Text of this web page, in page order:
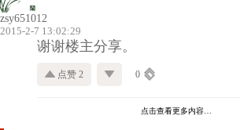
zsy651012
2015-2-7 13:02:29
谢谢楼主分享。
点赞 2 0
点击查看更多内容…